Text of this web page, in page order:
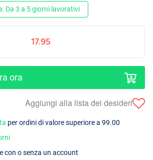
Da 3 a 5 giorni lavorativi
17.95
ora
Aggiungi alla lista dei desideri
per ordini di valore superiore a 99.00
con o senza un account